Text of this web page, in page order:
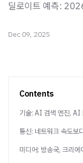
초급 신입사원 교육
중급 AI 해커톤
중급 AI 리더십 교육
직무 특화 교육
온라인 AI 교육
세미나
블로그
딜로이트 예측:
Dec 09, 2025
Contents
기술: AI 검색 엔진, AI
통신: 네트워크 속도보
미디어: 방송국, 크리